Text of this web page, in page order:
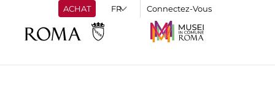
ACHAT Connectez-Vous